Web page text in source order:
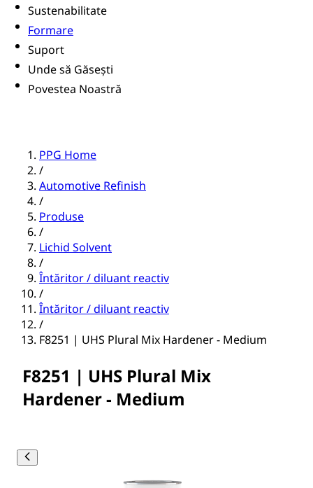
Sustenabilitate
Formare
Suport
Unde să Găsești
Povestea Noastră
PPG Home
/
Automotive Refinish
/
Produse
/
Lichid Solvent
/
Întăritor / diluant reactiv
/
Întăritor / diluant reactiv
/
F8251 | UHS Plural Mix Hardener - Medium
F8251 | UHS Plural Mix
Hardener - Medium